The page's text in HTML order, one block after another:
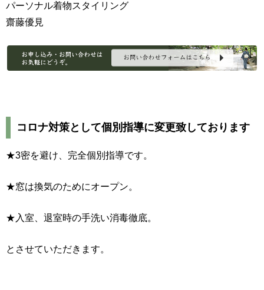
パーソナル着物スタイリング
齋藤優見
コロナ対策として個別指導に変更致しております
★3密を避け、完全個別指導です。
★窓は換気のためにオープン。
★入室、退室時の手洗い消毒徹底。
とさせていただきます。